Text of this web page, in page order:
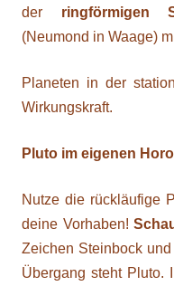
der ringförmigen
(Neumond in Waage)
Planeten in der
Wirkungskraft.
Pluto im eigenen
Nutze die rückläufige
deine Vorhaben!
Zeichen Steinbock
Übergang steht Pluto.